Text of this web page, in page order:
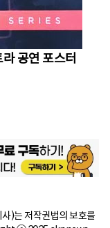
공연 포스터
)는 저작권법의 보호를